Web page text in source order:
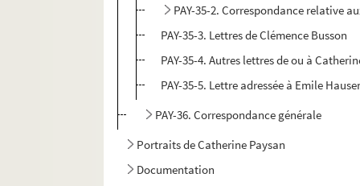
PAY-35-2. Correspondance relative
PAY-35-3. Lettres de Clémence Busson
PAY-35-4. Autres lettres de ou à
PAY-35-5. Lettre adressée à Emile
PAY-36. Correspondance générale
Portraits de Catherine Paysan
Documentation